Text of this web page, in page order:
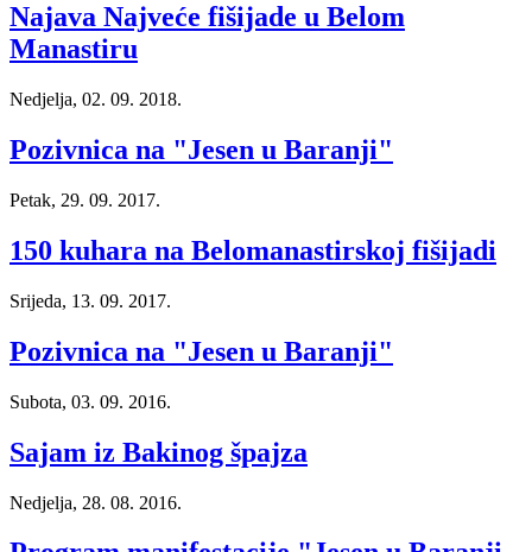
Najava Najveće fišijade u Belom
Manastiru
Nedjelja, 02. 09. 2018.
Pozivnica na "Jesen u Baranji"
Petak, 29. 09. 2017.
150 kuhara na Belomanastirskoj fišijadi
Srijeda, 13. 09. 2017.
Pozivnica na "Jesen u Baranji"
Subota, 03. 09. 2016.
Sajam iz Bakinog špajza
Nedjelja, 28. 08. 2016.